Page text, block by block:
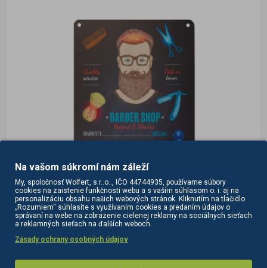
Na vašom súkromí nám záleží
My, spoločnosť Wolfert, s.r..o.., IČO 44744935, používame súbory
cookies na zaistenie funkčnosti webu a s vaším súhlasom o. i. aj na
personalizáciu obsahu našich webových stránok. Kliknutím na tlačidlo
„Rozumiem“ súhlasíte s využívaním cookies a predaním údajov o
správaní na webe na zobrazenie cielenej reklamy na sociálnych sieťach
a reklamných sieťach na ďalších weboch.
Zásady ochrany osobných údajov